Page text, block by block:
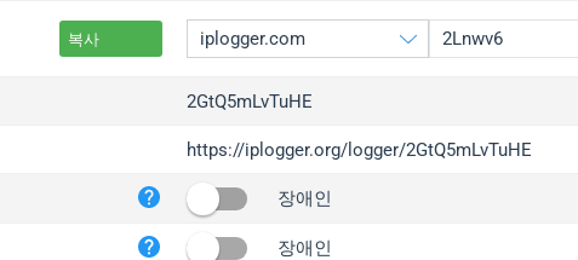
복사
iplogger.org
wl.gl
ed.tc
2GtQ5mLvTuHE
https://iplogger.org/logger/2GtQ5mLvTuHE
장애인
장애인